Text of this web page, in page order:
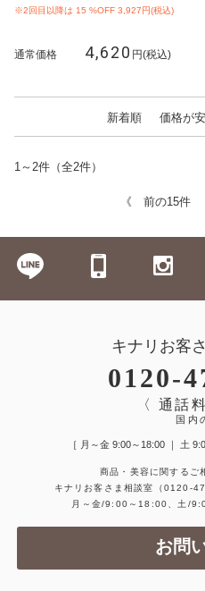
※2回目以降は 15 %OFF 3,927円(税込)
通常価格 4,620 円(税込)
新着順 価格が
1～2件（全2件）
《 前の15件
キナリお客
0120-
〈 通話
国内
［ 月～金 9:00～18:00 ｜ 土
商品・美容に関するご
キナリお客さま相談室
（0120-
月～金/9:00～18:00、土/
お問